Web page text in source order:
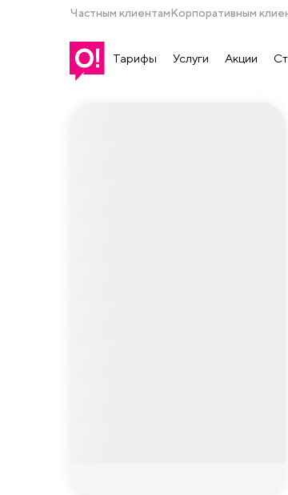
Частным клиентамКорпоративным
Тарифы Услуги Акции